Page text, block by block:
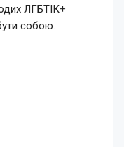
ЛГБТІК+
собою.